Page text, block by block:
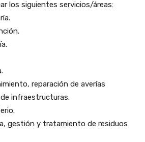
los siguientes servicios/áreas:
reparación de averías
infraestructuras.
gestión y tratamiento de residuos